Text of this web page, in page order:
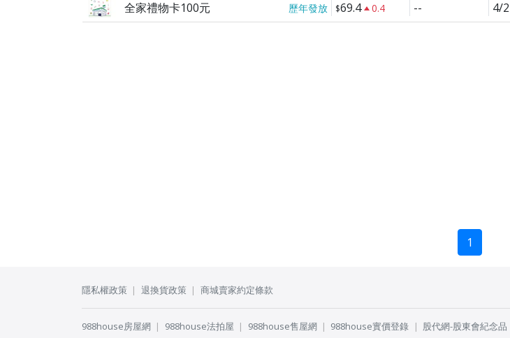
全家禮物卡100元 歷年發放 69.4 0.4 -- 4/2
1
隱私權政策 退換貨政策 商城賣家約定條款
988house房屋網 988house法拍屋 988house售屋網 988house實價登錄 股代網-股東會紀念品